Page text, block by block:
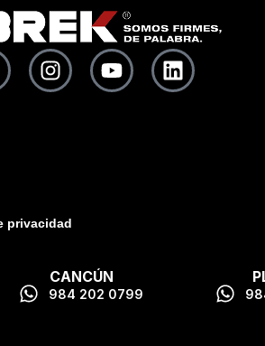
privacidad
CANCÚN
984 202 0799